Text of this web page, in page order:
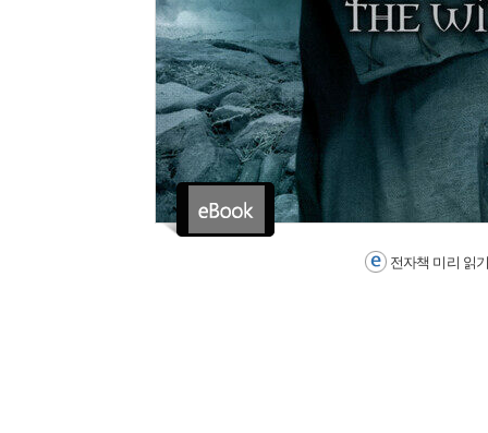
전자책 미리 읽기